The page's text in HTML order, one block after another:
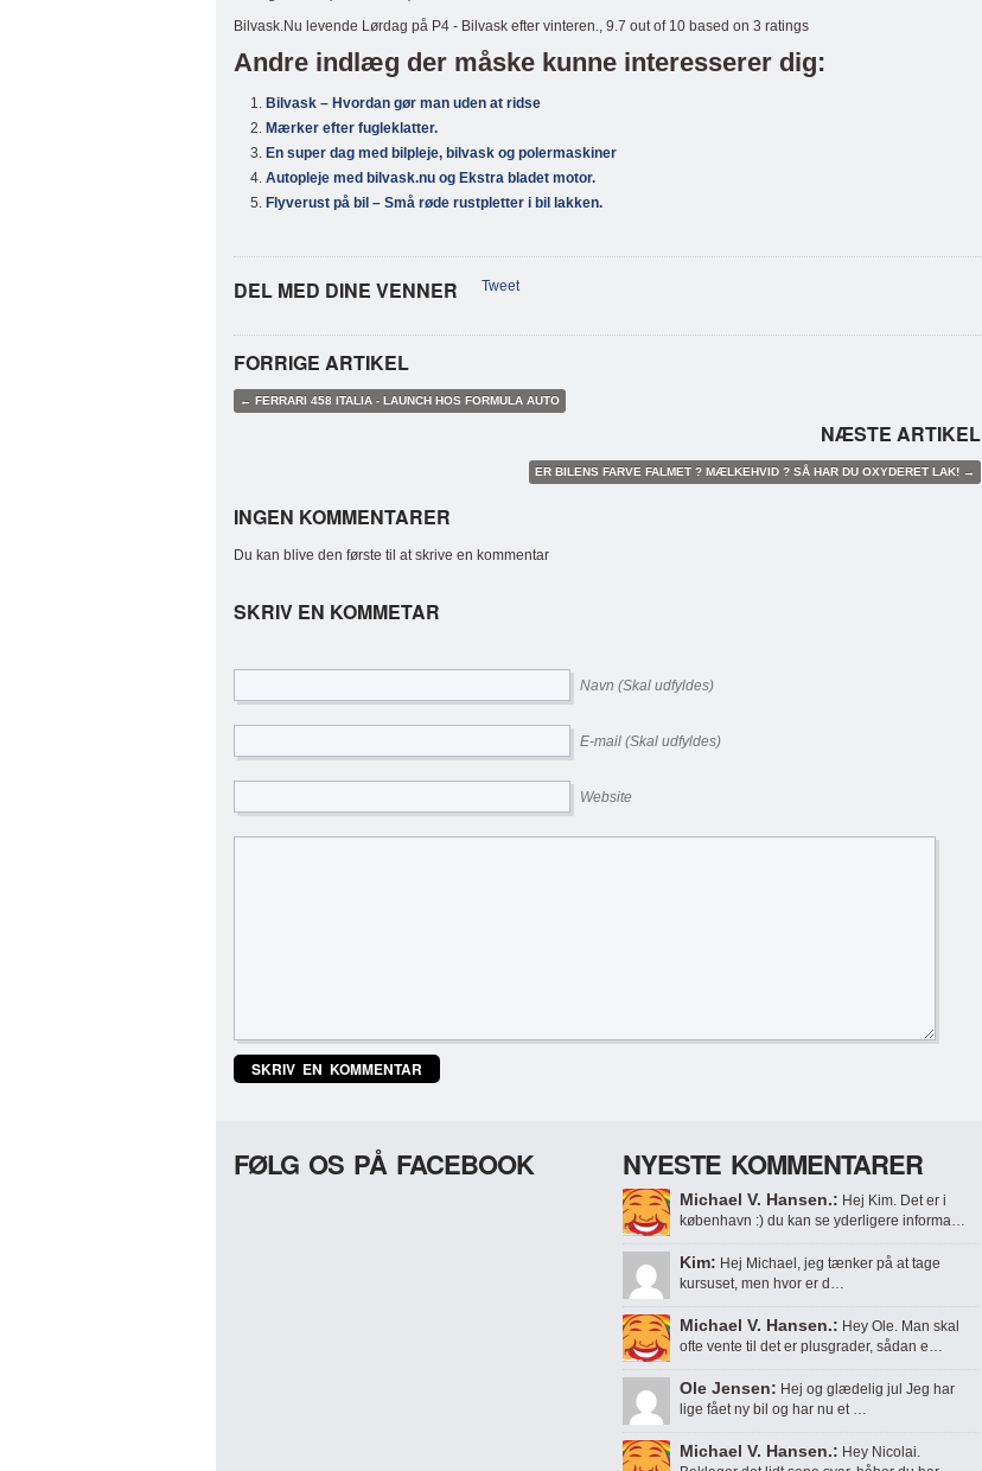
Bilvask.Nu levende Lørdag på P4 - Bilvask efter vinteren., 9.7 out of 10 based on 3 ratings
Andre indlæg der måske kunne interesserer dig:
Bilvask – Hvordan gør man uden at ridse
Mærker efter fugleklatter.
En super dag med bilpleje, bilvask og polermaskiner
Autopleje med bilvask.nu og Ekstra bladet motor.
Flyverust på bil – Små røde rustpletter i bil lakken.
DEL MED DINE VENNER Tweet
FORRIGE ARTIKEL
← FERRARI 458 ITALIA - LAUNCH HOS FORMULA AUTO
NÆSTE ARTIKEL
ER BILENS FARVE FALMET ? MÆLKEHVID ? SÅ HAR DU OXYDERET LAK! →
INGEN KOMMENTARER
Du kan blive den første til at skrive en kommentar
SKRIV EN KOMMETAR
Navn (Skal udfyldes)
E-mail (Skal udfyldes)
Website
FØLG OS PÅ FACEBOOK NYESTE KOMMENTARER
Michael V. Hansen.: Hej Kim. Det er i
københavn :) du kan se yderligere informa…
Kim: Hej Michael, jeg tænker på at tage
kursuset, men hvor er d…
Michael V. Hansen.: Hey Ole. Man skal
ofte vente til det er plusgrader, sådan e…
Ole Jensen: Hej og glædelig jul Jeg har
lige fået ny bil og har nu et …
Michael V. Hansen.: Hey Nicolai.